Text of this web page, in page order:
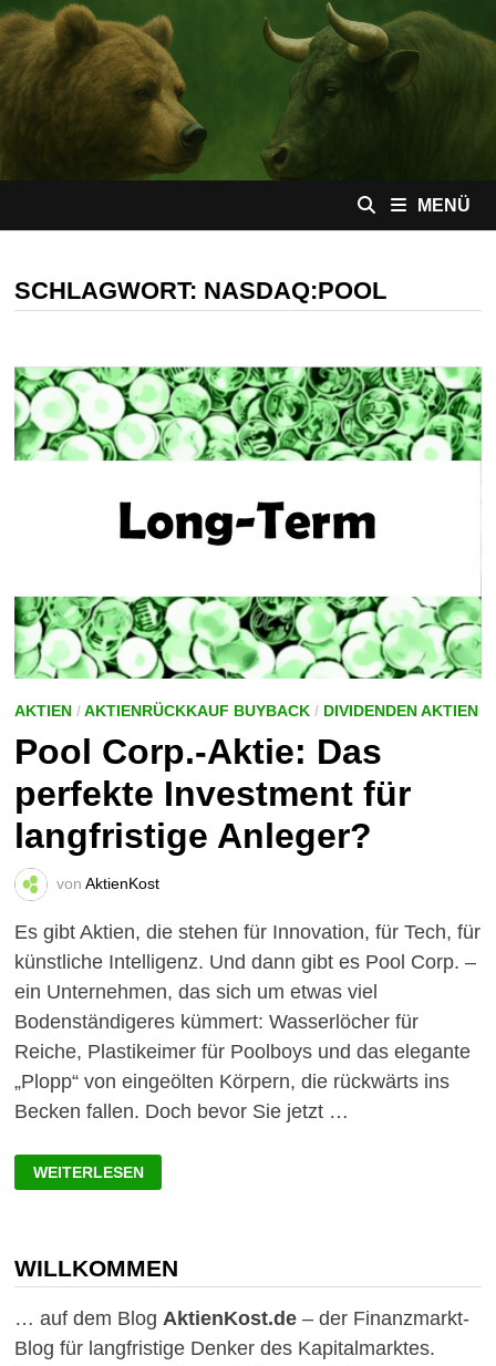
Zum
Inhalt
springen
MENÜ
SCHLAGWORT: NASDAQ:POOL
AKTIEN/AKTIENRÜCKKAUF BUYBACK/ DIVIDENDEN AKTIEN
Pool Corp.-Aktie: Das
perfekte Investment für
langfristige Anleger?
von AktienKost
Es gibt Aktien, die stehen für Innovation, für Tech, für
künstliche Intelligenz. Und dann gibt es Pool Corp. –
ein Unternehmen, das sich um etwas viel
Bodenständigeres kümmert: Wasserlöcher für
Reiche, Plastikeimer für Poolboys und das elegante
„Plopp“ von eingeölten Körpern, die rückwärts ins
Becken fallen. Doch bevor Sie jetzt …
POOL
CORP.-
AKTIE:
LANGFRISTIGE
ANLEGER?
WEITERLESEN
WILLKOMMEN
… auf dem Blog AktienKost.de– der Finanzmarkt-
Blog für langfristige Denker des Kapitalmarktes.